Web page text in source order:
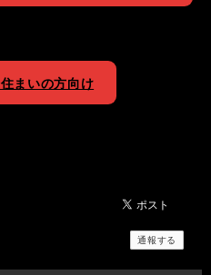
まいの方向け
通報する